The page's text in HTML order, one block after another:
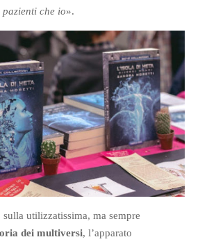
che io».
sulla utilizzatissima, ma sempre
dei multiversi, l’apparato